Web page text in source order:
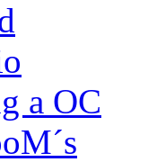
a OC